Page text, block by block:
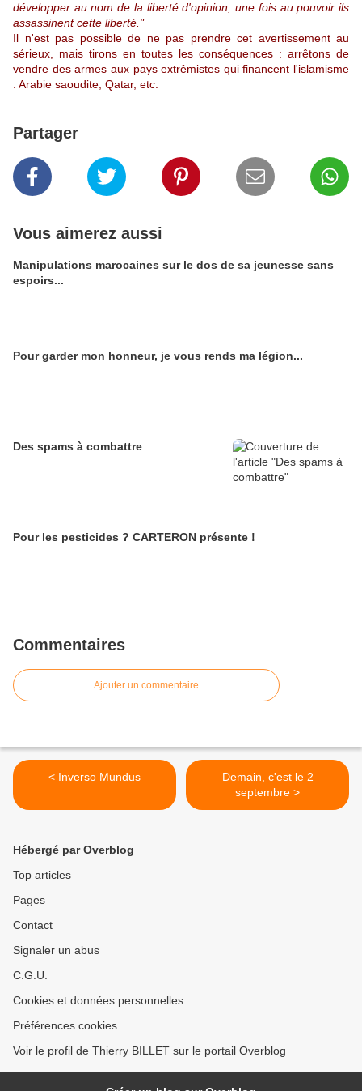
développer au nom de la liberté d'opinion, une fois au pouvoir ils
assassinent cette liberté."
Il n'est pas possible de ne pas prendre cet avertissement au
sérieux, mais tirons en toutes les conséquences : arrêtons de
vendre des armes aux pays extrêmistes qui financent l'islamisme
: Arabie saoudite, Qatar, etc.
Partager
Vous aimerez aussi
Manipulations marocaines sur le dos de sa jeunesse sans
espoirs...
Pour garder mon honneur, je vous rends ma légion...
Des spams à combattre
Pour les pesticides ? CARTERON présente !
Commentaires
Ajouter un commentaire
< Inverso Mundus
Demain, c'est le 2
septembre >
Hébergé par Overblog
Top articles
Pages
Contact
Signaler un abus
C.G.U.
Cookies et données personnelles
Préférences cookies
Voir le profil de Thierry BILLET sur le portail Overblog